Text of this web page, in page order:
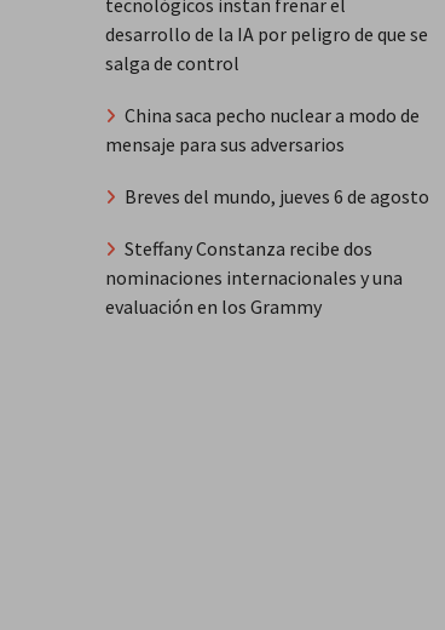
tecnológicos instan frenar el
desarrollo de la IA por peligro de que se
salga de control
China saca pecho nuclear a modo de
mensaje para sus adversarios
Breves del mundo, jueves 6 de agosto
Steffany Constanza recibe dos
nominaciones internacionales y una
evaluación en los Grammy